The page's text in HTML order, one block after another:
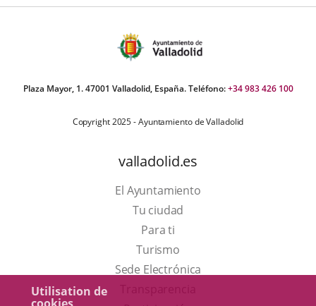
Utilisation de
Plaza Mayor, 1. 47001 Valladolid, España. Teléfono:+34 983 426 100
Copyright 2025 - Ayuntamiento de Valladolid
valladolid.es
El Ayuntamiento
Tu ciudad
Para ti
TurismoEste
enlace
Sede Electrónica